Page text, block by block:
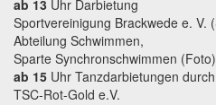
ab 13 Uhr Darbietung
Sportvereinigung Brackwede e. V.
Abteilung Schwimmen,
Sparte Synchronschwimmen (Foto)
ab 15 Uhr Tanzdarbietungen
TSC-Rot-Gold e.V.